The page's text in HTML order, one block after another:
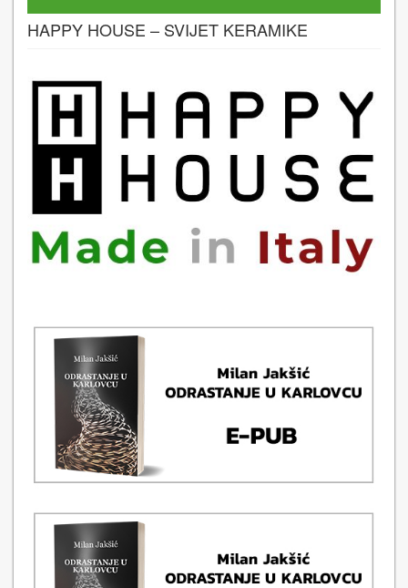
HAPPY HOUSE – SVIJET KERAMIKE